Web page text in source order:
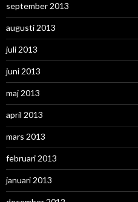
september 2013
augusti 2013
juli 2013
juni 2013
maj 2013
april 2013
mars 2013
februari 2013
januari 2013